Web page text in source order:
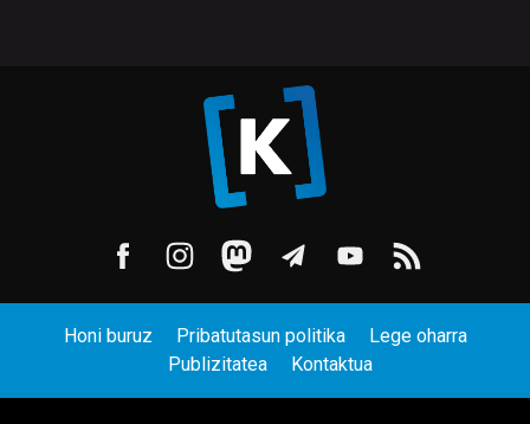
Honi buruz Pribatutasun politika
Lege oharra
Publizitatea
Kontaktua